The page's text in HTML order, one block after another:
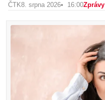
ČTK8. srpna 2026 16:00Zprávy